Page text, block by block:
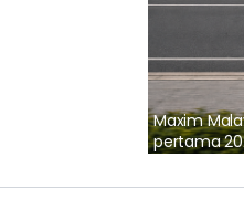
Maxim
pertama